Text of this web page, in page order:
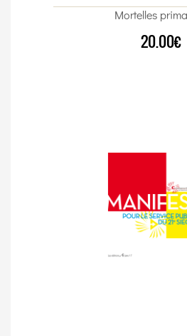
Mortelles
20.00€